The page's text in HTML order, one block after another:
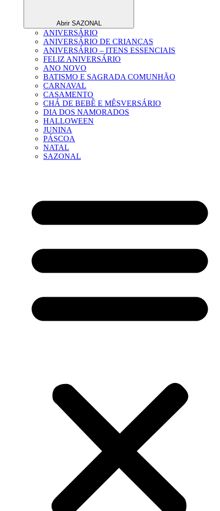
Abrir SAZONAL
ANIVERSÁRIO
ANIVERSÁRIO DE CRIANÇAS
ANIVERSÁRIO – ITENS ESSENCIAIS
FELIZ ANIVERSÁRIO
ANO NOVO
BATISMO E SAGRADA COMUNHÃO
CARNAVAL
CASAMENTO
CHÁ DE BEBÊ E MÊSVERSÁRIO
DIA DOS NAMORADOS
HALLOWEEN
JUNINA
PÁSCOA
NATAL
SAZONAL